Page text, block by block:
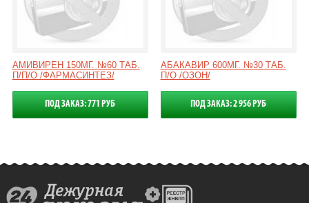
АМИВИРЕН 150МГ. №60 ТАБ.
П/П/О /ФАРМАСИНТЕЗ/
ПОД ЗАКАЗ: 771 РУБ
АБАКАВИР 600МГ. №30 ТАБ.
П/О /ОЗОН/
ПОД ЗАКАЗ: 2 956 РУБ